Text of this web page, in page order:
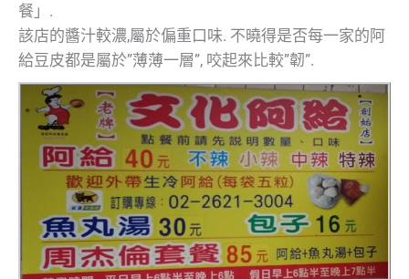
餐」.
該店的醬汁較濃,屬於偏重口味. 不曉得是否每一家的阿
給豆皮都是屬於”薄薄一層”, 咬起來比較”韌”.